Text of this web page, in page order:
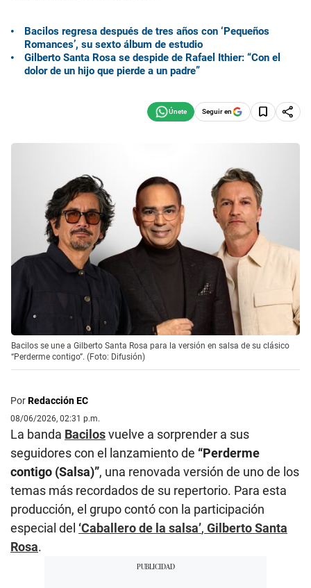
Bacilos regresa después de tres años con ‘Pequeños
Romances’, su sexto álbum de estudio
Gilberto Santa Rosa se despide de Rafael Ithier: “Con el
dolor de un hijo que pierde a un padre”
Seguir en
Bacilos se une a Gilberto Santa Rosa para la versión en salsa de su clásico
“Perderme contigo”. (Foto: Difusión)
PorRedacción EC
08/06/2026, 02:31 p.m.
La banda Bacilosvuelve a sorprender a sus
seguidores con el lanzamiento de “Perderme
contigo (Salsa)”, una renovada versión de uno de los
temas más recordados de su repertorio. Para esta
producción, el grupo contó con la participación
especial del ‘Caballero de la salsa’, Gilberto Santa
Rosa.